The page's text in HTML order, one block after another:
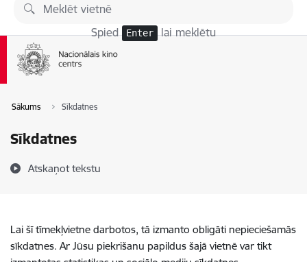
Pāriet uz lapas saturu
Spied Enter lai meklētu
Sākums Sīkdatnes
Sīkdatnes
Atskaņot tekstu
Lai šī tīmekļvietne darbotos, tā izmanto obligāti nepieciešamās
sīkdatnes. Ar Jūsu piekrišanu papildus šajā vietnē var tikt